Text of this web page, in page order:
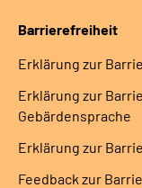
Barrierefreiheit
Erklärung zur
Erklärung zur
Gebärdensprache
Erklärung zur
Feedback zur